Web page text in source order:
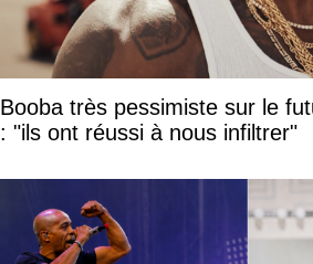
Booba très pessimiste sur le
: "ils ont réussi à nous infiltrer"